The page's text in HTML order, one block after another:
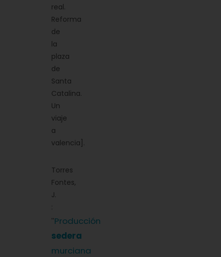
real.
Reforma
de
la
plaza
de
Santa
Catalina.
Un
viaje
a
valencia].
Torres
Fontes,
J.
:
''Producción
sedera
murciana